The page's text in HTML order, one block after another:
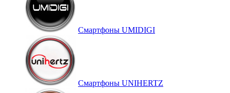
Смартфоны UMIDIGI
Смартфоны UNIHERTZ